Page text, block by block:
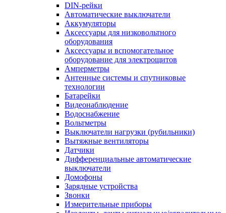
DIN-рейки
Автоматические выключатели
Аккумуляторы
Аксессуары для низковольтного
оборудования
Аксессуары и вспомогательное
оборудование для электрощитов
Амперметры
Антенные системы и спутниковые
технологии
Батарейки
Видеонаблюдение
Водоснабжение
Вольтметры
Выключатели нагрузки (рубильники)
Вытяжные вентиляторы
Датчики
Дифференциальные автоматические
выключатели
Домофоны
Зарядные устройства
Звонки
Измерительные приборы